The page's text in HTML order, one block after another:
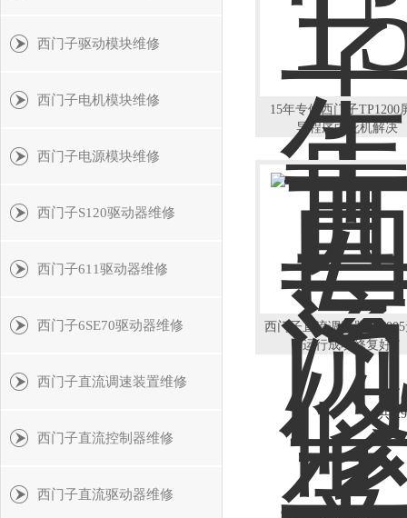
西门子驱动模块维修
西门子电机模块维修
西门子电源模块维修
西门子S120驱动器维修
西门子611驱动器维修
西门子6SE70驱动器维修
西门子直流调速装置维修
西门子直流控制器维修
西门子直流驱动器维修
15年专修西门子TP1200
导程序中死机解决
西门子直流调速器报
运行成功修复好
共